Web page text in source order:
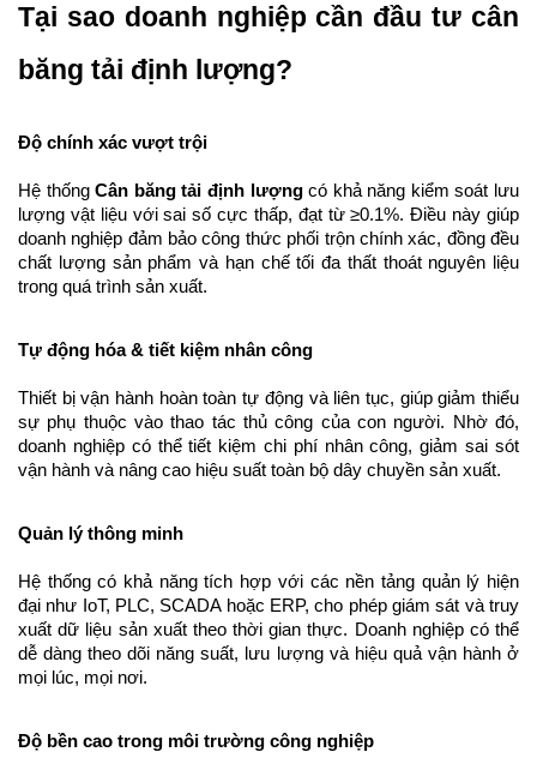
Tại sao doanh nghiệp cần đầu tư cân
băng tải định lượng?
Độ chính xác vượt trội
Hệ thống Cân băng tải định lượng có khả năng kiểm soát lưu
lượng vật liệu với sai số cực thấp, đạt từ ≥0.1%. Điều này giúp
doanh nghiệp đảm bảo công thức phối trộn chính xác, đồng đều
chất lượng sản phẩm và hạn chế tối đa thất thoát nguyên liệu
trong quá trình sản xuất.
Tự động hóa & tiết kiệm nhân công
Thiết bị vận hành hoàn toàn tự động và liên tục, giúp giảm thiểu
sự phụ thuộc vào thao tác thủ công của con người. Nhờ đó,
doanh nghiệp có thể tiết kiệm chi phí nhân công, giảm sai sót
vận hành và nâng cao hiệu suất toàn bộ dây chuyền sản xuất.
Quản lý thông minh
Hệ thống có khả năng tích hợp với các nền tảng quản lý hiện
đại như IoT, PLC, SCADA hoặc ERP, cho phép giám sát và truy
xuất dữ liệu sản xuất theo thời gian thực. Doanh nghiệp có thể
dễ dàng theo dõi năng suất, lưu lượng và hiệu quả vận hành ở
mọi lúc, mọi nơi.
Độ bền cao trong môi trường công nghiệp